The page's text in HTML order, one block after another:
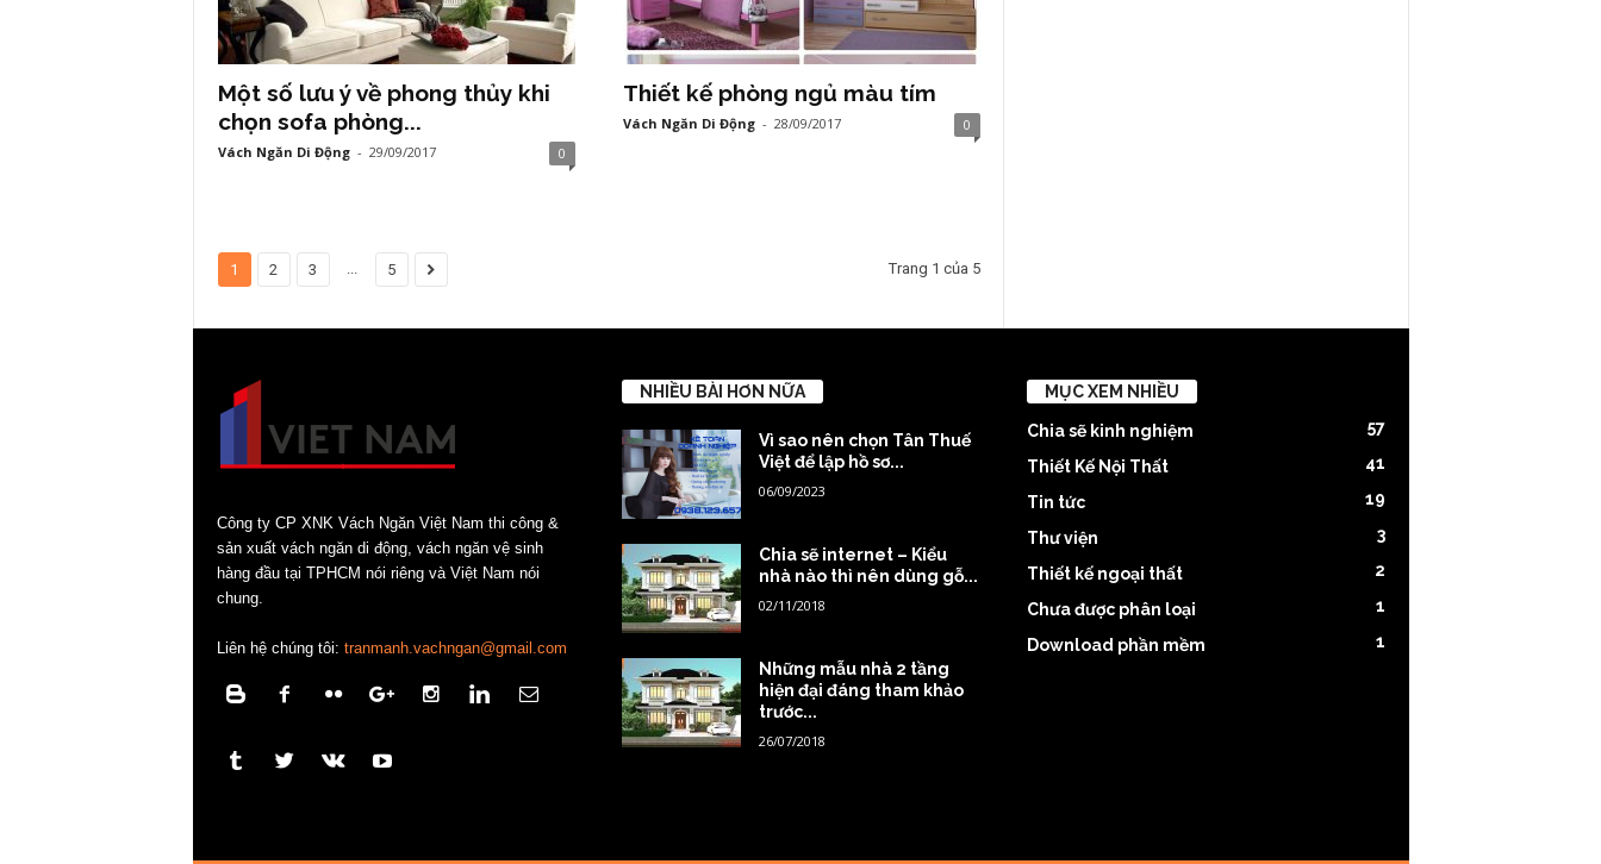
Một số lưu ý về phong thủy khi
chọn sofa phòng...
Vách Ngăn Di Động - 29/09/2017 0
Thiết kế phòng ngủ màu tím
Vách Ngăn Di Động - 28/09/2017 0
1 2 3 ... 5 Trang 1 của 5
Công ty CP XNK Vách Ngăn Việt Nam thi công &
sản xuất vách ngăn di động, vách ngăn vệ sinh
hàng đầu tại TPHCM nói riêng và Việt Nam nói
chung.
Liên hệ chúng tôi: tranmanh.vachngan@gmail.com
NHIỀU BÀI HƠN NỮA
Vì sao nên chọn Tân Thuế
Việt để lập hồ sơ...
06/09/2023
Chia sẽ internet – Kiểu
nhà nào thì nên dùng gỗ...
02/11/2018
Những mẫu nhà 2 tầng
hiện đại đáng tham khảo
trước...
26/07/2018
MỤC XEM NHIỀU
Chia sẽ kinh nghiệm 57
Thiết Kế Nội Thất 41
Tin tức 19
Thư viện 3
Thiết kế ngoại thất 2
Chưa được phân loại 1
Download phần mềm 1